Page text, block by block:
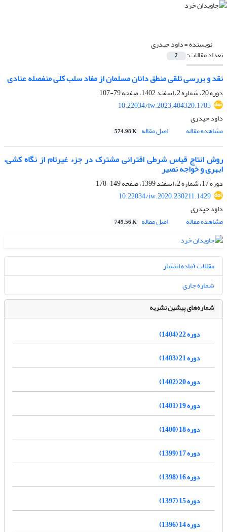
نویسنده =داود حیدری
تعداد مقالات: 2
نقد و بررسی تلقی منطق دانان مسلمان از مفاد سلب کلی منفصله عنادی
دوره 20، شماره 2، اسفند 1402، صفحه
79-107
10.22034/iw.2023.404320.1705
داود حیدری
مشاهده مقاله
اصل مقاله 574.98 K
روش انتاج قیاس شرطی اقترانی مشترک در جزء غیرتام از نگاه کشی،
ابهری و خواجه نصیر
دوره 17، شماره 2، اسفند 1399، صفحه
149-178
10.22034/iw.2020.230211.1429
داود حیدری
مشاهده مقاله
اصل مقاله 749.56 K
مقالات آماده انتشار
شماره جاری
شماره‌های پیشین نشریه
دوره 22 (1404)
دوره 21 (1403)
دوره 20 (1402)
دوره 19 (1401)
دوره 18 (1400)
دوره 17 (1399)
دوره 16 (1398)
دوره 15 (1397)
دوره 14 (1396)